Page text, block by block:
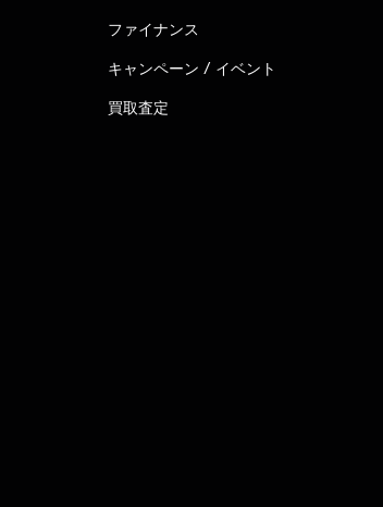
ファイナンス
キャンペーン / イベント
買取査定